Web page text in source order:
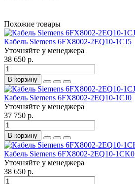
Похожие товары
Кабель Siemens 6FX8002-2EQ10-1CJ5
Уточняйте у менеджера
38 650 р.
В корзину
Кабель Siemens 6FX8002-2EQ10-1CJ0
Уточняйте у менеджера
37 750 р.
В корзину
Кабель Siemens 6FX8002-2EQ10-1CK0
Уточняйте у менеджера
38 650 р.